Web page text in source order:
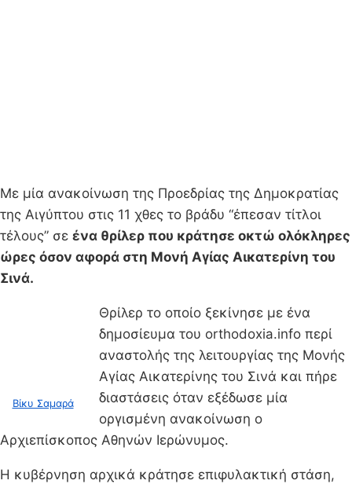
Με μία ανακοίνωση της Προεδρίας της Δημοκρατίας
της Αιγύπτου στις 11 χθες το βράδυ “έπεσαν τίτλοι
τέλους” σε ένα θρίλερ που κράτησε οκτώ ολόκληρες
ώρες όσον αφορά στη Μονή Αγίας Αικατερίνη του
Σινά.
Βίκυ Σαμαρά
Θρίλερ το οποίο ξεκίνησε με ένα
δημοσίευμα του orthodoxia.info περί
αναστολής της λειτουργίας της Μονής
Αγίας Αικατερίνης του Σινά και πήρε
διαστάσεις όταν εξέδωσε μία
οργισμένη ανακοίνωση ο
Αρχιεπίσκοπος Αθηνών Ιερώνυμος.
Η κυβέρνηση αρχικά κράτησε επιφυλακτική στάση,